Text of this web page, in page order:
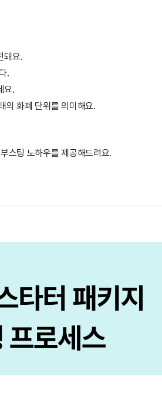
돼요.
.
요.
의 화폐 단위를 의미해요.
스팅 노하우를 제공해드려요.